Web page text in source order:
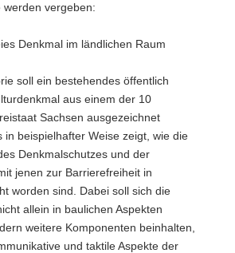
werden vergeben:
Denkmal im ländlichen Raum
soll ein bestehendes öffentlich
aus einem der 10
Sachsen ausgezeichnet
in beispielhafter Weise zeigt, wie die
Denkmalschutzes und der
jenen zur Barrierefreiheit in
worden sind. Dabei soll sich die
allein in baulichen Aspekten
weitere Komponenten beinhalten,
und taktile Aspekte der